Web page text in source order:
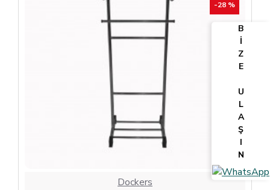
-25 %
Dockers
B
İ
Z
E
U
L
A
Ş
I
N